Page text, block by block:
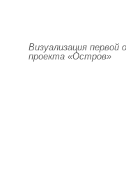
Визуализация первой
проекта «Остров»